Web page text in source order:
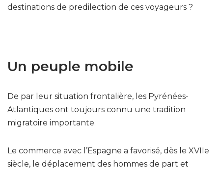
destinations de predilection de ces voyageurs ?
Un peuple mobile
De par leur situation frontalière, les Pyrénées-
Atlantiques ont toujours connu une tradition
migratoire importante.
Le commerce avec l’Espagne a favorisé, dès le XVIIe
siècle, le déplacement des hommes de part et